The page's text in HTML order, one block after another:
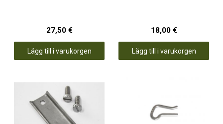
27,50 €
Lägg till i varukorgen
18,00 €
Lägg till i varukorgen